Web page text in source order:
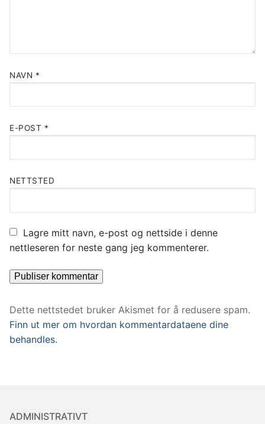
NAVN *
E-POST *
NETTSTED
Lagre mitt navn, e-post og nettside i denne
nettleseren for neste gang jeg kommenterer.
Dette nettstedet bruker Akismet for å redusere spam.
Finn ut mer om hvordan kommentardataene dine
behandles.
ADMINISTRATIVT